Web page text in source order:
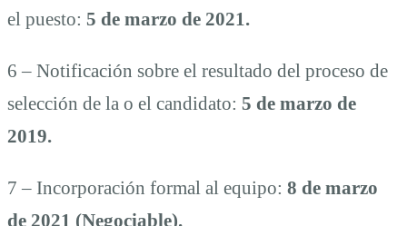
el puesto: 5 de marzo de 2021.
6 – Notificación sobre el resultado del proceso de
selección de la o el candidato: 5 de marzo de
2019.
7 – Incorporación formal al equipo: 8 de marzo
de 2021 (Negociable).